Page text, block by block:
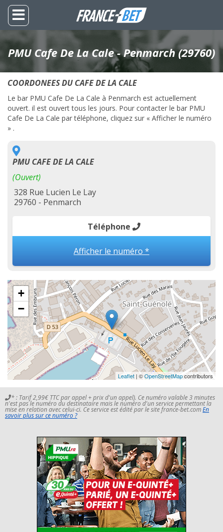
PMU Cafe De La Cale - Penmarch (29760)
COORDONEES DU CAFE DE LA CALE
Le bar PMU Cafe De La Cale à Penmarch est actuellement
ouvert. il est ouvert tous les jours. Pour contacter le bar PMU
Cafe De La Cale par téléphone, cliquez sur « Afficher le numéro
» .
PMU CAFE DE LA CALE
(Ouvert)
328 Rue Lucien Le Lay
29760 - Penmarch
Téléphone
Afficher le numéro *
+
−
Leaflet | ©OpenStreetMapcontributors
* : Tarif 2,99€ TTC par appel + prix d'un appel). Ce numéro valable 3 minutes
n'est pas le numéro du destinataire mais le numéro d'un service permettant la
mise en relation avec celui-ci. Ce service est édité par le site france-bet.comEn
savoir plus sur ce numéro ?